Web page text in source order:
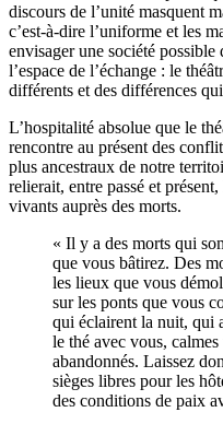
discours de l’unité masquent
c’est-à-dire l’uniforme et les
envisager une société
l’espace de l’échange : le
différents et des différences
L’hospitalité absolue que le
rencontre au présent des
plus ancestraux de notre
relierait, entre passé et
vivants auprès des morts.
« Il y a des morts qui
que vous bâtirez. Des
les lieux que vous
sur les ponts que vous
qui éclairent la nuit, qui
le thé avec vous,
abandonnés. Laissez
sièges libres pour les
des conditions de paix